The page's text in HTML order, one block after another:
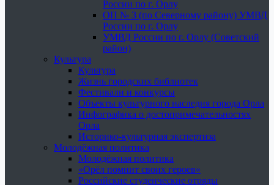
России по г. Орлу
ОП № 3 (по Северному району) УМВД
России по г. Орлу
УМВД России по г. Орлу (Советский
район)
Культура
Культура
Жизнь городских библиотек
Фестивали и конкурсы
Объекты культурного наследия города Орла
Инфографика о достопримечательностях
Орла
Историко-культурная экспертиза
Молодёжная политика
Молодёжная политика
«Орёл помнит своих героев»
Российские студенческие отряды